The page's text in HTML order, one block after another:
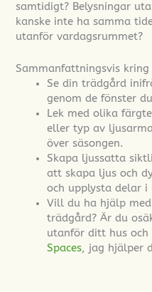
samtidigt? Belysningar
kanske inte ha samma
utanför vardagsrummet?
Sammanfattningsvis
Se din trädgård
genom de fönster
Lek med olika
eller typ av
över säsongen.
Skapa ljussatta
att skapa ljus och
och upplysta delar i
Vill du ha hjälp
trädgård? Är du
utanför ditt hus och
Spaces, jag hjälper